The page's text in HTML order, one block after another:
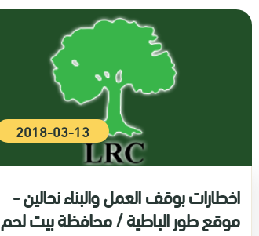
2018-03-13
اخطارات بوقف العمل والبناء نحالين -
موقع طور الباطية / محافظة بيت لحم